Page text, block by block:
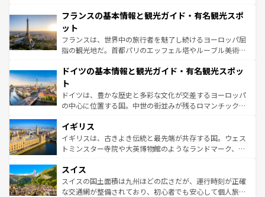
なお、新着のイタリア情報はコンテンツ一覧を参照してほ
しい。
文化が根付くこの国では、情熱的なフラメンコ、熱気あふ
れる闘牛、そして美味しいタパスが生活の一部となってい
る。首都マドリードの洗練された雰囲気や、バルセロナの
アートに溢れた街角から、地方では古代ローマ遺跡や中世
せる。地方によって風土や気候が異なるスペインはその個
ンテンツ一覧 を参照してほしい。
フランスの基本情報と観光ガイド・有名観光スポ
ット
フランスは、世界中の旅行者を魅了し続けるヨーロッパ屈
指の観光地だ。首都パリのエッフェル塔やルーブル美術館
で、幅広い魅力が詰まっている。華麗な宮殿、歴史的な大
聖堂、美しいビーチ、そして豊かな自然が、訪れる者を心
から魅了する。また、フランスは美食の国としても知ら
れ、フランス料理はユネスコ無形文化遺産にも登録されて
香り高いラベンダー畑など、多彩な楽しみ方が可能だ。さ
らに、パリ以外の地域にも魅力が溢れており、どの街角に
も豊かな歴史と文化が息づいている。パリ以外の個性あふ
を参照してほしい。
ドイツの基本情報と観光ガイド・有名観光スポッ
ト
ドイツは、豊かな歴史と多彩な文化が交差するヨーロッパ
の中心に位置する国。中世の街並みが残るロマンチック街
顔を持つこの国は、どこを歩いても飽きることがない。ベ
ルリンの文化的活気、バイエルン州のアルプスの絶景、そ
してライン川沿いのワイン畑といった風景は必見。ビール
は、お酒好きな人にはぜひ体験してほしい。 なお、新着の
ドイツ情報はコンテンツ一覧を参照してほしい。
イギリス
イギリスは、古きよき伝統と最先端が共存する国。ウェス
トミンスター寺院や大英博物館のようなランドマーク、歴
リアごとに異なる魅力がある。また、優雅なアフタヌーン
ティー、ビール好きにはたまらない英国パブ、サッカー観
戦など、本場だからこそできる体験も豊富。イギリスを旅
スイス
スイスの国土面積は九州ほどの広さだが、運行時刻が正確
な交通網が整備されており、初心者でも安心して個人旅行